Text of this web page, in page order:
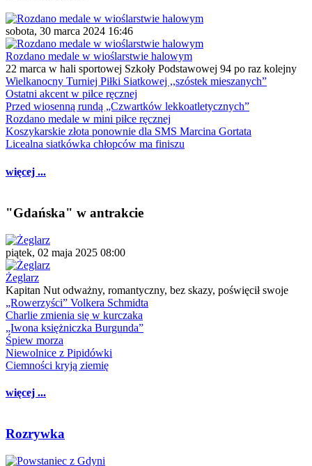
sobota, 30 marca 2024 16:46
Rozdano medale w wioślarstwie halowym
22 marca w hali sportowej Szkoły Podstawowej 94 po raz kolejny
Wielkanocny Turniej Piłki Siatkowej ,,szóstek mieszanych”
Ostatni akcent w piłce ręcznej
Przed wiosenną rundą „Czwartków lekkoatletycznych”
Rozdano medale w mini piłce ręcznej
Koszykarskie złota ponownie dla SMS Marcina Gortata
Licealna siatkówka chłopców ma finiszu
więcej ...
"Gdańska" w antrakcie
piątek, 02 maja 2025 08:00
Żeglarz
Kapitan Nut odważny, romantyczny, bez skazy, poświęcił swoje
„Rowerzyści” Volkera Schmidta
Charlie zmienia się w kurczaka
„Iwona księżniczka Burgunda”
Śpiew morza
Niewolnice z Pipidówki
Ciemności kryją ziemię
więcej ...
Rozrywka